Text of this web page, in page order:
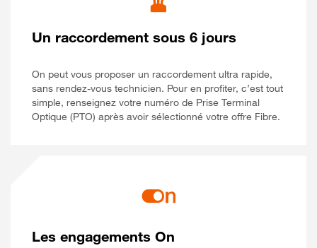
Un raccordement sous 6 jours
On peut vous proposer un raccordement ultra rapide,
sans rendez-vous technicien. Pour en profiter, c’est tout
simple, renseignez votre numéro de Prise Terminal
Optique (PTO) après avoir sélectionné votre offre Fibre.
Les engagements On